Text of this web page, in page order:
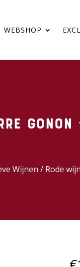
WEBSHOP
Gonon
Wijnen / Rode wijn